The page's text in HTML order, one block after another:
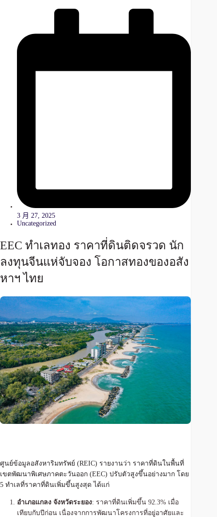
3 月 27, 2025
Uncategorized
EEC ทำเลทอง ราคาที่ดินติดจรวด นัก
ลงทุนจีนแห่จับจอง โอกาสทองของอสัง
หาฯ ไทย
ศูนย์ข้อมูลอสังหาริมทรัพย์ (REIC) รายงานว่า ราคาที่ดินในพื้นที่
เขตพัฒนาพิเศษภาคตะวันออก (EEC) ปรับตัวสูงขึ้นอย่างมาก โดย
5 ทำเลที่ราคาที่ดินเพิ่มขึ้นสูงสุด ได้แก่
อำเภอแกลง จังหวัดระยอง: ราคาที่ดินเพิ่มขึ้น 92.3% เมื่อ
เทียบกับปีก่อน เนื่องจากการพัฒนาโครงการที่อยู่อาศัยและ